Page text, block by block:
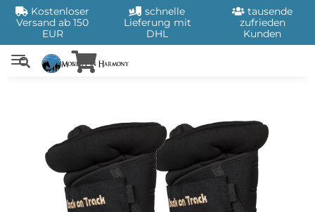
Kostenloser
Versand ab 150
EUR
schnelle
Lieferung mit
DHL
tausende
zufrieden
Kunden